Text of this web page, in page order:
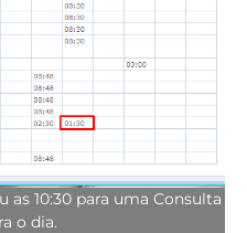
as 10:30 para uma Consulta
o dia.